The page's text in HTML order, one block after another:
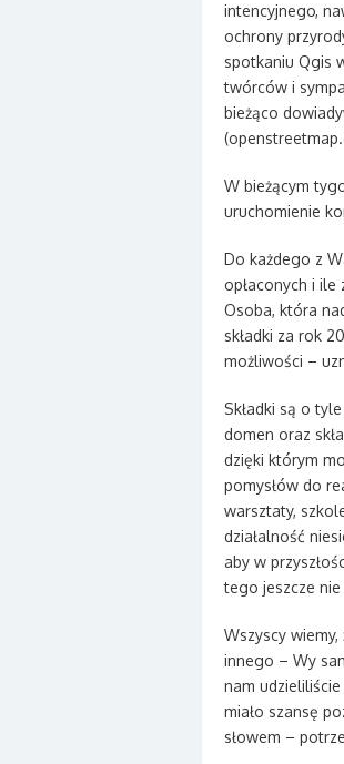
intencyjnego,
ochrony
spotkaniu Qgis
twórców i
bieżąco
W bieżącym
uruchomienie
Do każdego z
opłaconych i ile
Osoba, która
składki za rok
możliwości –
Składki są o
domen oraz
dzięki którym
pomysłów do
warsztaty,
działalność
aby w
tego jeszcze
Wszyscy
innego – Wy
nam
miało szansę
słowem –